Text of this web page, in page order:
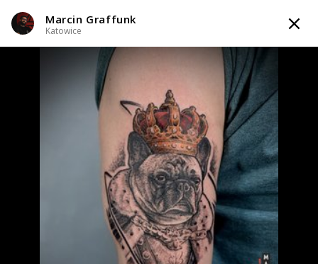
TATTOOARTIST
Marcin Graffunk
Katowice
Black & Grey / Dotwork / Geometryczny / Ornamenty /
Graficzny / Sketch / Line work / Fineline / Outlinei 4 więcej
WIADOMOŚĆ
WZORY INFO
Marcin Graffunk
Katowice